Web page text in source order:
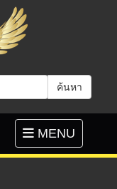
ค้นหา
Toggle
navigation
MENU